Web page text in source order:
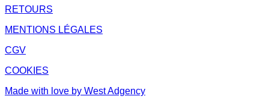
RETOURS
MENTIONS LÉGALES
CGV
COOKIES
Made with love by West Adgency